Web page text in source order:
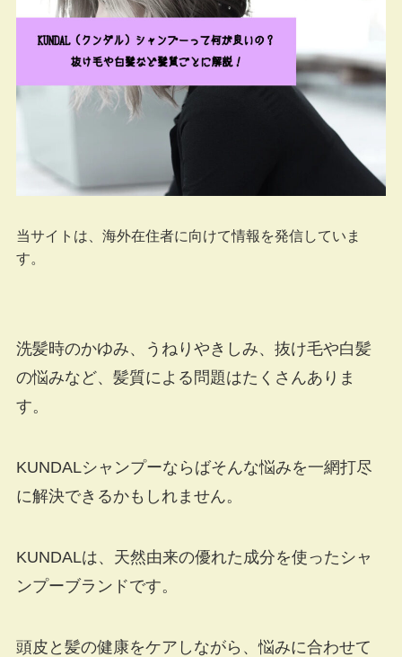
当サイトは、海外在住者に向けて情報を発信していま
す。
洗髪時のかゆみ、うねりやきしみ、抜け毛や白髪
の悩みなど、髪質による問題はたくさんありま
す。
KUNDALシャンプーならばそんな悩みを一網打尽
に解決できるかもしれません。
KUNDALは、天然由来の優れた成分を使ったシャ
ンプーブランドです。
頭皮と髪の健康をケアしながら、悩みに合わせて